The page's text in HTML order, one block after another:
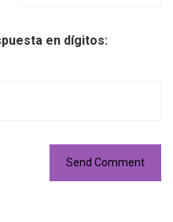
en dígitos: